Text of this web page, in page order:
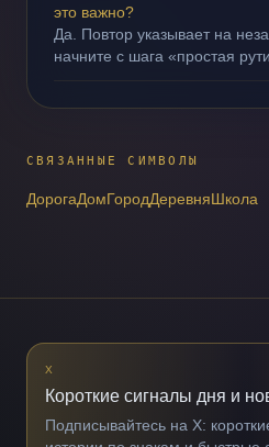
это важно?
Да. Повтор указывает на
начните с шага «простая
СВЯЗАННЫЕ СИМВОЛЫ
ДорогаДомГородДеревняШкола
X
Короткие сигналы дня и
Подписывайтесь на X: